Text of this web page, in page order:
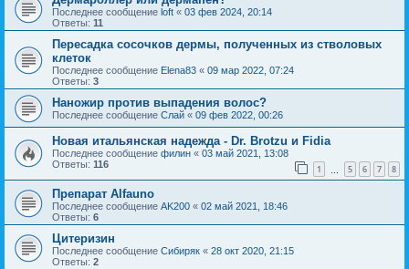
Последнее сообщение loft « 03 фев 2024, 20:14
Ответы: 11
Пересадка сосочков дермы, полученных из стволовых
клеток
Последнее сообщение Elena83 « 09 мар 2022, 07:24
Ответы: 3
Наножир против выпадения волос?
Последнее сообщение Слай « 09 фев 2022, 00:26
Новая итальянская надежда - Dr. Brotzu и Fidia
Последнее сообщение филин « 03 май 2021, 13:08
Ответы: 116 1 5 6 7 8
Препарат Alfauno
Последнее сообщение AK200 « 02 май 2021, 18:46
Ответы: 6
Цитеризин
Последнее сообщение Сибиряк « 28 окт 2020, 21:15
Ответы: 2